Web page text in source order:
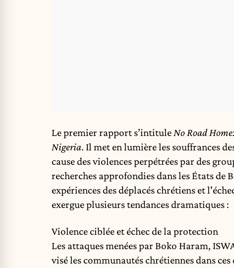
Le premier rapport s’intitule No Road
Nigeria. Il met en lumière les souffrances
cause des violences perpétrées par des
recherches approfondies dans les États de
expériences des déplacés chrétiens et
exergue plusieurs tendances dramatiques :
Violence ciblée et échec de la protection
Les attaques menées par Boko Haram,
visé les communautés chrétiennes dans